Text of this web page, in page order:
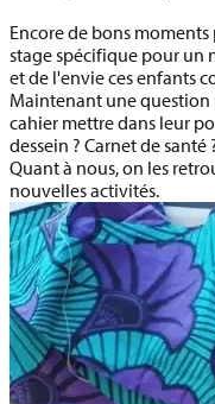
Encore de bons
stage spécifique pour un
et de l'envie ces enfants
Maintenant une question
cahier mettre dans leur
dessein ? Carnet de
Quant à nous, on les
nouvelles activités.